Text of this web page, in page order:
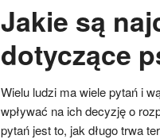
Jakie są
dotyczące
Wielu ludzi ma wiele pytań i
wpływać na ich decyzję o
pytań jest to, jak długo trwa